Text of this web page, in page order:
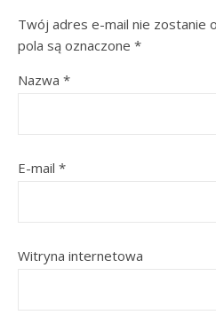
Twój adres e-mail nie zostanie
pola są oznaczone *
Nazwa *
E-mail *
Witryna internetowa